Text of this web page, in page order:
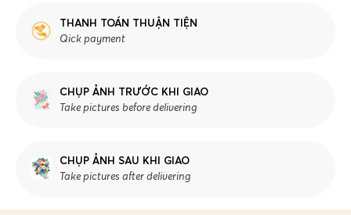
THANH TOÁN THUẬN TIỆN
Qick payment
CHỤP ẢNH TRƯỚC KHI GIAO
Take pictures before delivering
CHỤP ẢNH SAU KHI GIAO
Take pictures after delivering